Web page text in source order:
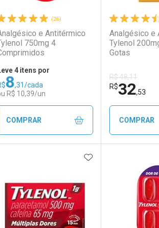
(26)
e Antitérmico
750mg 4
4 itens por
8,31/cada
R$ 10,39/un
COMPRAR
Laboratório
Por Menos
Analgésico e
Tylenol
Gotas
R$ 48,11
R$32,53
COMPRAR
Por
AOS FAVORITOSADICIONAR AOS